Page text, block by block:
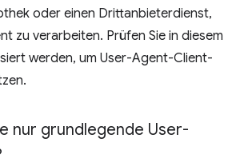
oder einen Drittanbieterdienst,
zu verarbeiten. Prüfen Sie in diesem
werden, um User-Agent-Client-
nur grundlegende User-